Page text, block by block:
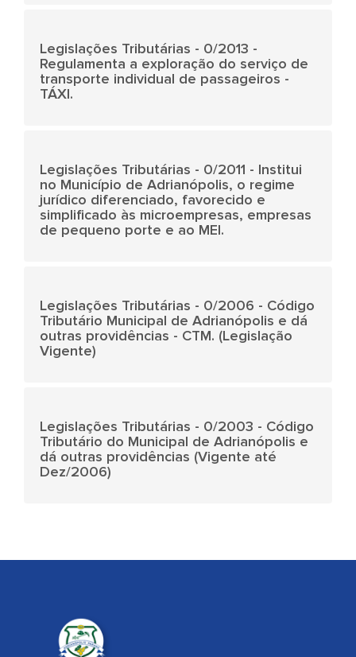
Legislações Tributárias - 0/2013 -
Regulamenta a exploração do serviço de
transporte individual de passageiros -
TÁXI.
Legislações Tributárias - 0/2011 - Institui
no Município de Adrianópolis, o regime
jurídico diferenciado, favorecido e
simplificado às microempresas, empresas
de pequeno porte e ao MEI.
Legislações Tributárias - 0/2006 - Código
Tributário Municipal de Adrianópolis e dá
outras providências - CTM. (Legislação
Vigente)
Legislações Tributárias - 0/2003 - Código
Tributário do Municipal de Adrianópolis e
dá outras providências (Vigente até
Dez/2006)